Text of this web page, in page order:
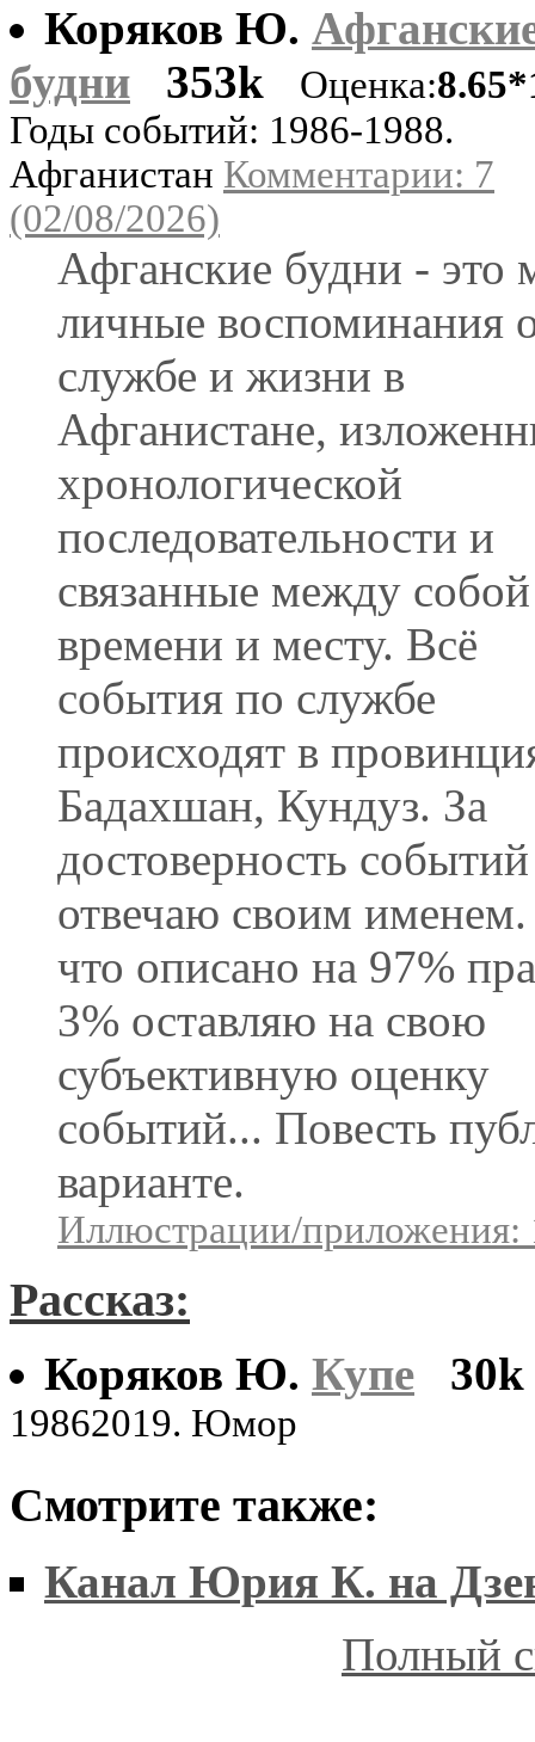
Коряков Ю.
будни
353k Оценка:
Годы событий: 1986-1988.
Афганистан Комментарии: 7
(02/08/2026)
Афганские будни - это
личные воспоминания
службе и жизни в
Афганистане,
хронологической
последовательности и
связанные между
времени и месту. Всё
события по службе
происходят в
Бадахшан, Кундуз. За
достоверность событий
отвечаю своим
что описано на 97%
3% оставляю на свою
субъективную оценку
событий... Повесть
варианте.
Иллюстрации/приложения:
Рассказ:
Коряков Ю. Купе
30k
19862019. Юмор
Смотрите также:
Канал Юрия К. на
Полный